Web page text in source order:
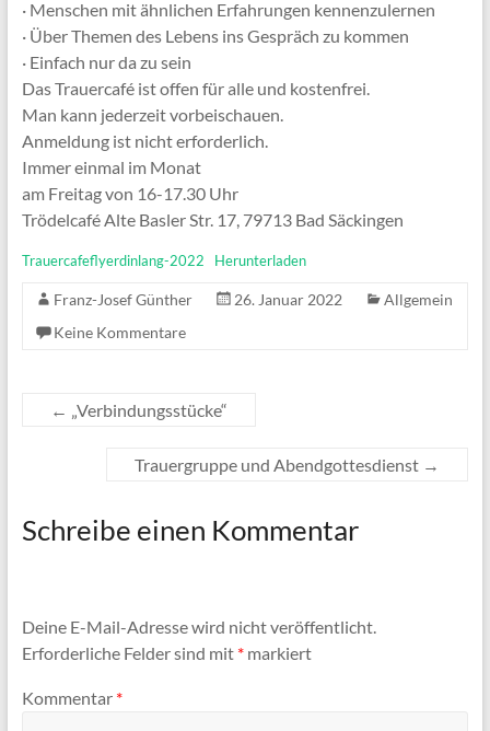
· Menschen mit ähnlichen Erfahrungen kennenzulernen
· Über Themen des Lebens ins Gespräch zu kommen
· Einfach nur da zu sein
Das Trauercafé ist offen für alle und kostenfrei.
Man kann jederzeit vorbeischauen.
Anmeldung ist nicht erforderlich.
Immer einmal im Monat
am Freitag von 16-17.30 Uhr
Trödelcafé Alte Basler Str. 17, 79713 Bad Säckingen
Trauercafeflyerdinlang-2022 Herunterladen
Franz-Josef Günther 26. Januar 2022
Allgemein
Keine Kommentare
← „Verbindungsstücke“
Trauergruppe und Abendgottesdienst →
Schreibe einen Kommentar
Deine E-Mail-Adresse wird nicht veröffentlicht.
Erforderliche Felder sind mit *markiert
Kommentar *